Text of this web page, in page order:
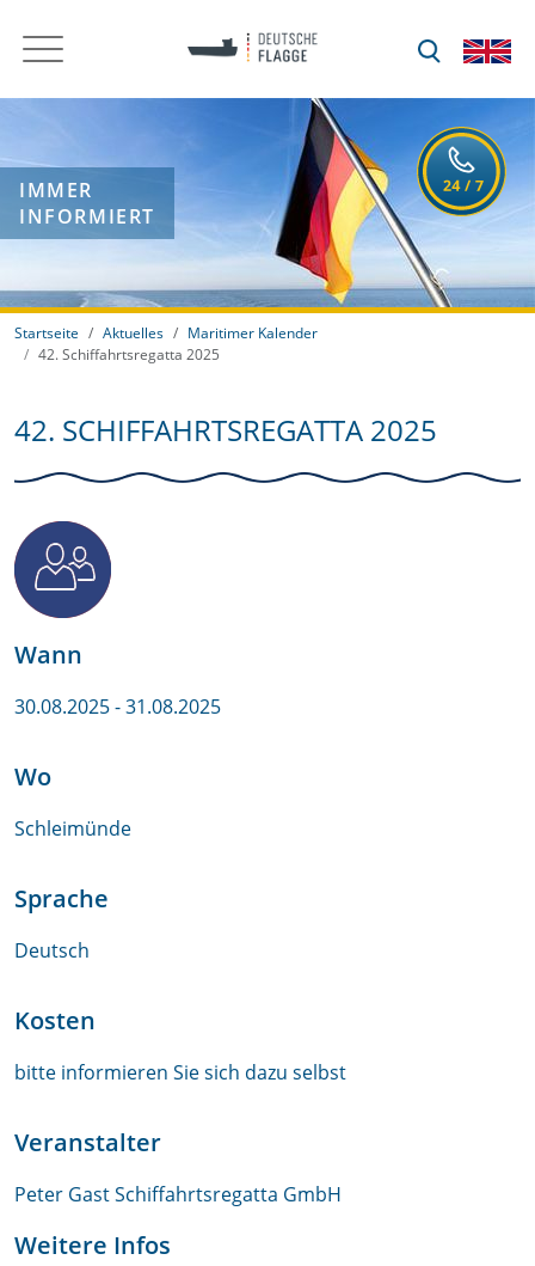
IMMER
INFORMIERT
Startseite Aktuelles
Maritimer Kalender
42. Schiffahrtsregatta 2025
42. SCHIFFAHRTSREGATTA 2025
Wann
30.08.2025- 31.08.2025
Wo
Schleimünde
Sprache
Deutsch
Kosten
bitte informieren Sie sich dazu selbst
Veranstalter
Peter Gast Schiffahrtsregatta GmbH
Weitere Infos